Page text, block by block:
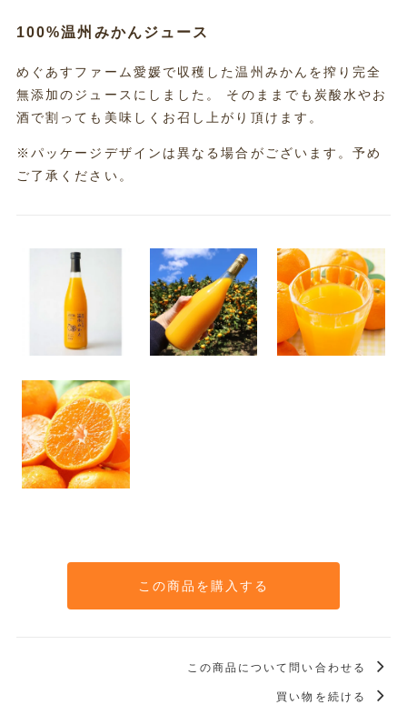
100%温州みかんジュース
めぐあすファーム愛媛で収穫した温州みかんを搾り完全
無添加のジュースにしました。 そのままでも炭酸水やお
酒で割っても美味しくお召し上がり頂けます。
※パッケージデザインは異なる場合がございます。予め
ご了承ください。
この商品を購入する
この商品について問い合わせる
買い物を続ける